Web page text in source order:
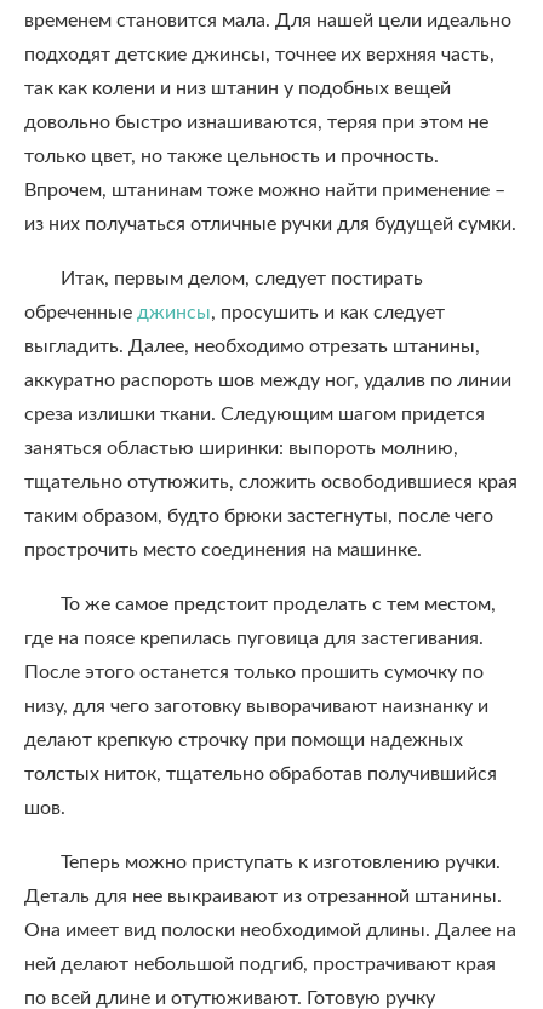
временем становится мала. Для нашей цели идеально
подходят детские джинсы, точнее их верхняя часть,
так как колени и низ штанин у подобных вещей
довольно быстро изнашиваются, теряя при этом не
только цвет, но также цельность и прочность.
Впрочем, штанинам тоже можно найти применение –
из них получаться отличные ручки для будущей сумки.
Итак, первым делом, следует постирать
обреченные джинсы, просушить и как следует
выгладить. Далее, необходимо отрезать штанины,
аккуратно распороть шов между ног, удалив по линии
среза излишки ткани. Следующим шагом придется
заняться областью ширинки: выпороть молнию,
тщательно отутюжить, сложить освободившиеся края
таким образом, будто брюки застегнуты, после чего
прострочить место соединения на машинке.
То же самое предстоит проделать с тем местом,
где на поясе крепилась пуговица для застегивания.
После этого останется только прошить сумочку по
низу, для чего заготовку выворачивают наизнанку и
делают крепкую строчку при помощи надежных
толстых ниток, тщательно обработав получившийся
шов.
Теперь можно приступать к изготовлению ручки.
Деталь для нее выкраивают из отрезанной штанины.
Она имеет вид полоски необходимой длины. Далее на
ней делают небольшой подгиб, прострачивают края
по всей длине и отутюживают. Готовую ручку